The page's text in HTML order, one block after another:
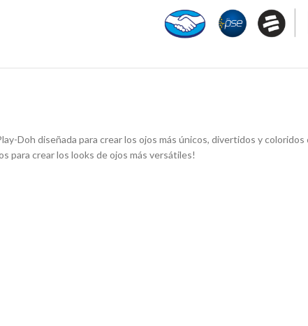
Doh diseñada para crear los ojos más únicos, divertidos y
para crear los looks de ojos más versátiles!